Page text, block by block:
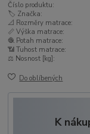
Číslo produktu:
🏷️ Značka:
📐 Rozměry matrace:
📏 Výška matrace:
🧶 Potah matrace:
📶 Tuhost matrace:
⚖️ Nosnost [kg]:
Do oblíbených
K